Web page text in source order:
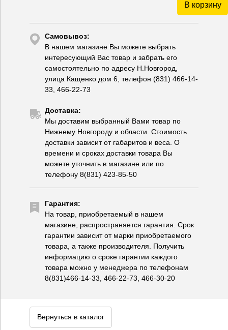
В корзину
Самовывоз:
В нашем магазине Вы можете выбрать
интересующий Вас товар и забрать его
самостоятельно по адресу Н.Новгород,
улица Кащенко дом 6, телефон (831) 466-14-
33, 466-22-73
Доставка:
Мы доставим выбранный Вами товар по
Нижнему Новгороду и области. Стоимость
доставки зависит от габаритов и веса. О
времени и сроках доставки товара Вы
можете уточнить в магазине или по
телефону 8(831) 423-85-50
Гарантия:
На товар, приобретаемый в нашем
магазине, распространяется гарантия. Срок
гарантии зависит от марки приобретаемого
товара, а также производителя. Получить
информацию о сроке гарантии каждого
товара можно у менеджера по телефонам
8(831)466-14-33, 466-22-73, 466-30-20
Вернуться в каталог